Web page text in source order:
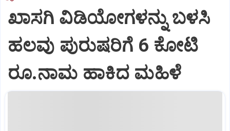
ಖಾಸಗಿ ವಿಡಿಯೋಗಳನ್ನು ಬಳಸಿ
ಹಲವು ಪುರುಷರಿಗೆ 6 ಕೋಟಿ
ರೂ.ನಾಮ ಹಾಕಿದ ಮಹಿಳೆ